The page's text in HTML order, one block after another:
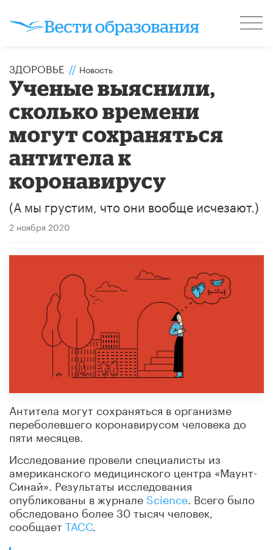
ЗДОРОВЬЕ // Новость
Ученые выяснили,
сколько времени
могут сохраняться
антитела к
коронавирусу
(А мы грустим, что они вообще исчезают.)
2 ноября 2020
Антитела могут сохраняться в организме
переболевшего коронавирусом человека до
пяти месяцев.
Исследование провели специалисты из
американского медицинского центра «Маунт-
Синай». Результаты исследования
опубликованы в журнале Science . Всего было
обследовано более 30 тысяч человек,
сообщаетТАСС.